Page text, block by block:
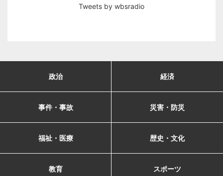
Tweets by wbsradio
政治 経済
事件・事故 災害・防災
福祉・医療 歴史・文化
教育 スポーツ